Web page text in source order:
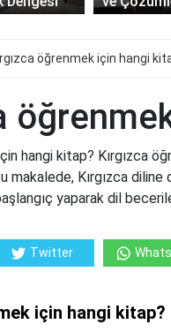
öğrenmek için hangi
hangi kitap? Kırgızca
makalede, Kırgızca
yaparak dil
Twitter
için hangi kitap?